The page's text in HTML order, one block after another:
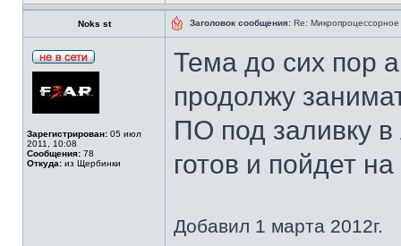
Noks st Заголовок сообщения: Re:
Зарегистрирован: 05 июл
2011, 10:08
Сообщения: 78
Откуда: из Щербинки
Тема до сих пор
продолжу
ПО под заливку
готов и пойдет
Добавил 1 марта 2012г.